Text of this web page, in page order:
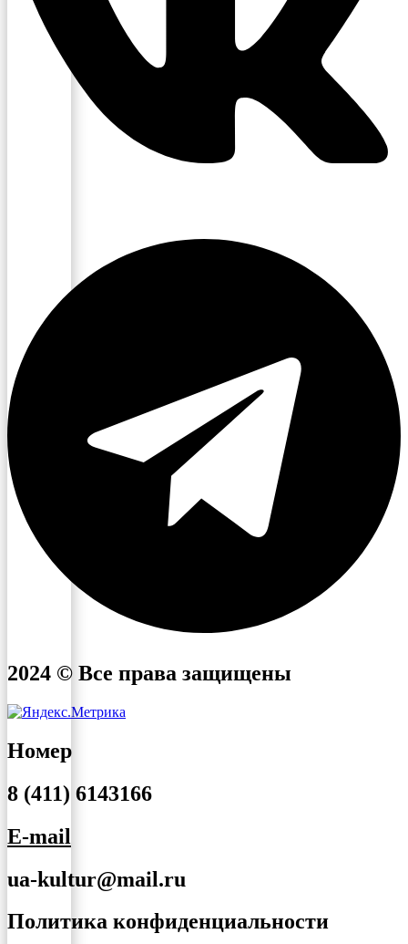
2024 © Все права защищены
Номер
8 (411) 6143166
E-mail
ua-kultur@mail.ru
Политика конфиденциальности